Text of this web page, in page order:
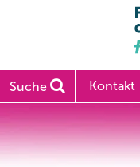
Suche Kontakt